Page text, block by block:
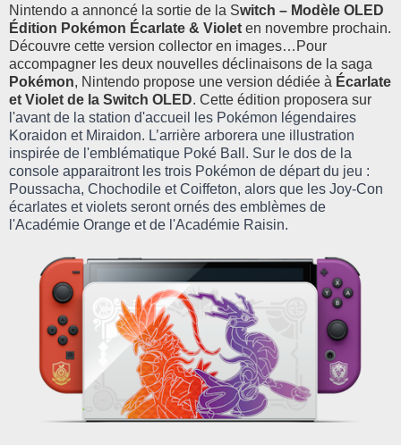
Nintendo a annoncé la sortie de la Switch – Modèle OLED
Édition Pokémon Écarlate & Violet en novembre prochain.
Découvre cette version collector en images… Pour
accompagner les deux nouvelles déclinaisons de la saga
Pokémon, Nintendo propose une version dédiée à Écarlate
et Violet de la Switch OLED. Cette édition proposera sur
l'avant de la station d'accueil les Pokémon légendaires
Koraidon et Miraidon. L’arrière arborera une illustration
inspirée de l'emblématique Poké Ball. Sur le dos de la
console apparaitront les trois Pokémon de départ du jeu :
Poussacha, Chochodile et Coiffeton, alors que les Joy-Con
écarlates et violets seront ornés des emblèmes de
l'Académie Orange et de l'Académie Raisin.